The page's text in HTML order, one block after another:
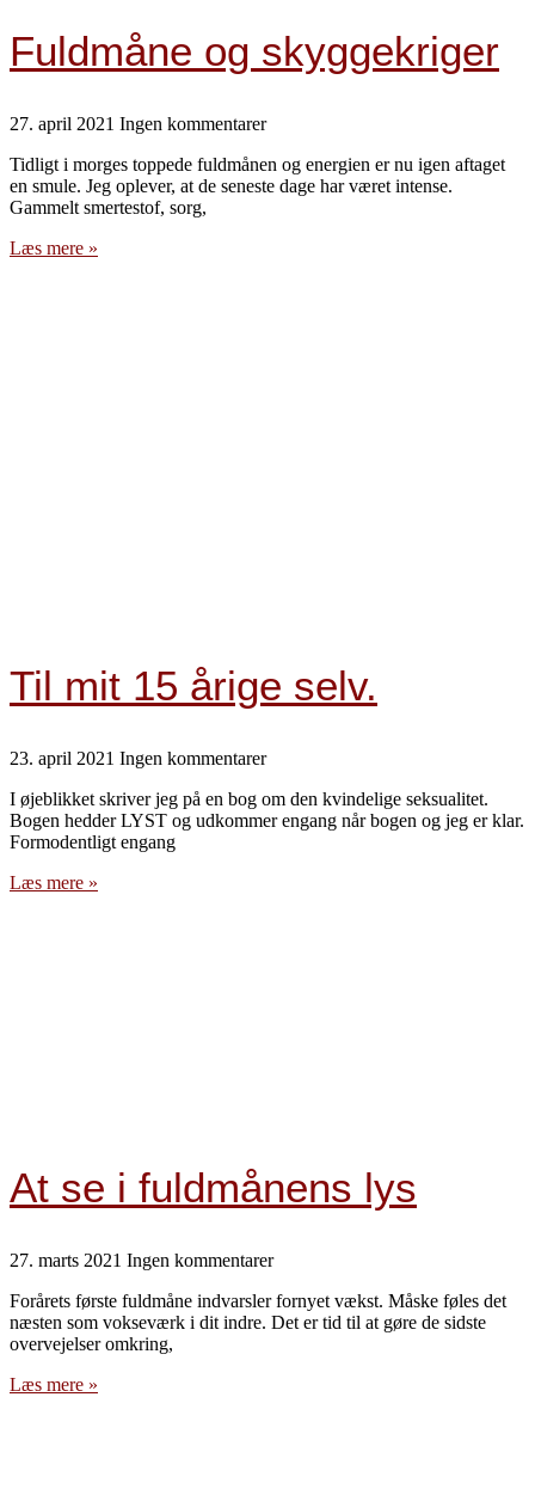
Fuldmåne og skyggekriger
27. april 2021 Ingen kommentarer
Tidligt i morges toppede fuldmånen og energien er nu igen aftaget
en smule. Jeg oplever, at de seneste dage har været intense.
Gammelt smertestof, sorg,
Læs mere »
Til mit 15 årige selv.
23. april 2021 Ingen kommentarer
I øjeblikket skriver jeg på en bog om den kvindelige seksualitet.
Bogen hedder LYST og udkommer engang når bogen og jeg er klar.
Formodentligt engang
Læs mere »
At se i fuldmånens lys
27. marts 2021 Ingen kommentarer
Forårets første fuldmåne indvarsler fornyet vækst. Måske føles det
næsten som vokseværk i dit indre. Det er tid til at gøre de sidste
overvejelser omkring,
Læs mere »